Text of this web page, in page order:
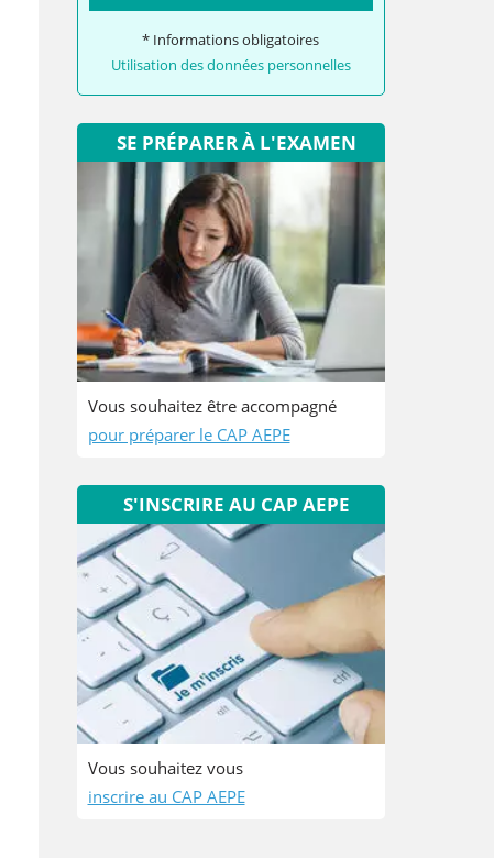
* Informations obligatoires
Utilisation des données personnelles
SE PRÉPARER À L'EXAMEN
Vous souhaitez être accompagné
pour préparer le CAP AEPE
S'INSCRIRE AU CAP AEPE
Vous souhaitez vous
inscrire au CAP AEPE